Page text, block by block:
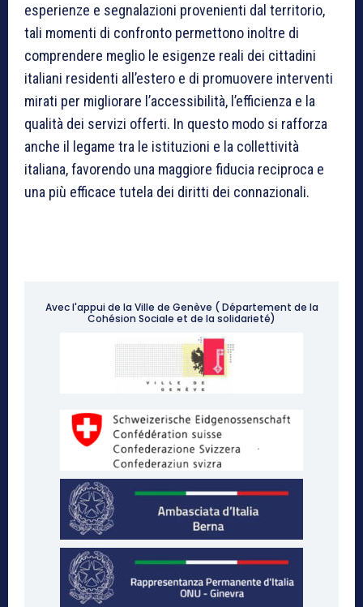
esperienze e segnalazioni provenienti dal territorio,
tali momenti di confronto permettono inoltre di
comprendere meglio le esigenze reali dei cittadini
italiani residenti all’estero e di promuovere interventi
mirati per migliorare l’accessibilità, l’efficienza e la
qualità dei servizi offerti. In questo modo si rafforza
anche il legame tra le istituzioni e la collettività
italiana, favorendo una maggiore fiducia reciproca e
una più efficace tutela dei diritti dei connazionali.
Avec l'appui de la Ville de Genève ( Département de la
Cohésion Sociale et de la solidarieté)